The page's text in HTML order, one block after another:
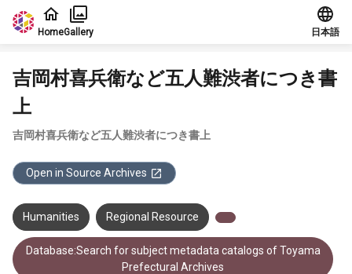
Jump to main content
HomeGallery 日本語
吉岡村喜兵衛など五人難渋者につき書
上
吉岡村喜兵衛など五人難渋者につき書上
Open in Source Archives
Humanities Regional Resource
Database:Search for subject metadata catalogs of Toyama
Prefectural Archives